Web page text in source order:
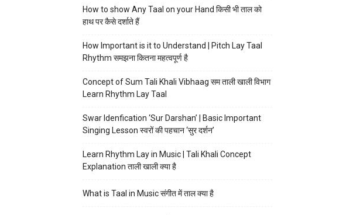
How to show Any Taal on your Hand किसी भी ताल को
हाथ पर कैसे दर्शाते हैं
How Important is it to Understand | Pitch Lay Taal
Rhythm समझना कितना महत्वपूर्ण है
Concept of Sum Tali Khali Vibhaag सम ताली खाली विभाग
Learn Rhythm Lay Taal
Swar Idenfication ‘Sur Darshan’ | Basic Important
Singing Lesson स्वरों की पहचान ‘सुर दर्शन’
Learn Rhythm Lay in Music | Tali Khali Concept
Explanation ताली खाली क्या है
What is Taal in Music संगीत में ताल क्या है